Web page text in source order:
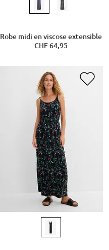
Robe midi en viscose extensible
CHF 64,95